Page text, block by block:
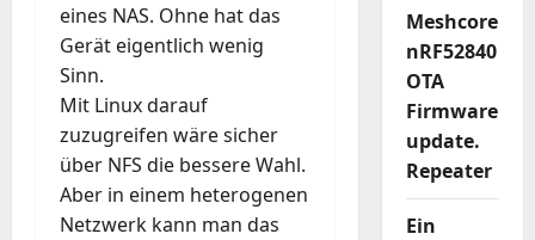
eines NAS. Ohne hat das
Gerät eigentlich wenig
Sinn.
Mit Linux darauf
zuzugreifen wäre sicher
über NFS die bessere Wahl.
Aber in einem heterogenen
Netzwerk kann man das
Meshcore
nRF52840
OTA
Firmware
update.
Repeater
Ein